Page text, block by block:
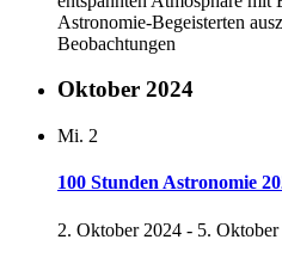
Astronomie-Begeisterten
Beobachtungen
Oktober 2024
Mi. 2
100 Stunden Astronomie
2. Oktober 2024 - 5.